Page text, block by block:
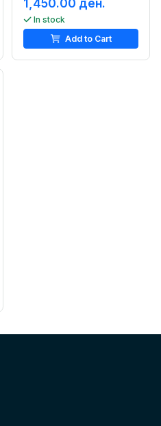
1,450.00 ден.
In stock
Add to Cart